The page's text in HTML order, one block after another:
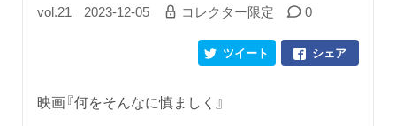
vol.21 2023-12-05 コレクター限定 0
シェア
ツイート
映画『何をそんなに慎ましく』